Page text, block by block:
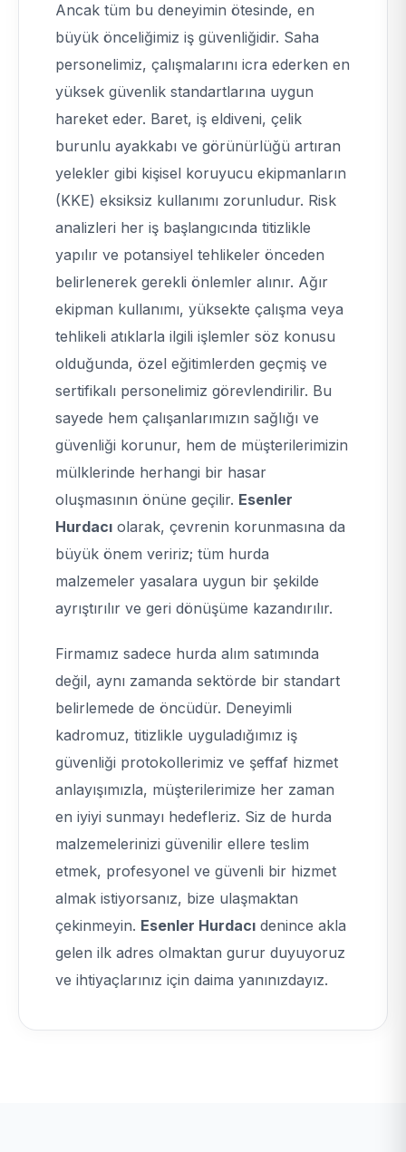
Ancak tüm bu deneyimin ötesinde, en
büyük önceliğimiz iş güvenliğidir. Saha
personelimiz, çalışmalarını icra ederken en
yüksek güvenlik standartlarına uygun
hareket eder. Baret, iş eldiveni, çelik
burunlu ayakkabı ve görünürlüğü artıran
yelekler gibi kişisel koruyucu ekipmanların
(KKE) eksiksiz kullanımı zorunludur. Risk
analizleri her iş başlangıcında titizlikle
yapılır ve potansiyel tehlikeler önceden
belirlenerek gerekli önlemler alınır. Ağır
ekipman kullanımı, yüksekte çalışma veya
tehlikeli atıklarla ilgili işlemler söz konusu
olduğunda, özel eğitimlerden geçmiş ve
sertifikalı personelimiz görevlendirilir. Bu
sayede hem çalışanlarımızın sağlığı ve
güvenliği korunur, hem de müşterilerimizin
mülklerinde herhangi bir hasar
oluşmasının önüne geçilir. Esenler
Hurdacı olarak, çevrenin korunmasına da
büyük önem veririz; tüm hurda
malzemeler yasalara uygun bir şekilde
ayrıştırılır ve geri dönüşüme kazandırılır.
Firmamız sadece hurda alım satımında
değil, aynı zamanda sektörde bir standart
belirlemede de öncüdür. Deneyimli
kadromuz, titizlikle uyguladığımız iş
güvenliği protokollerimiz ve şeffaf hizmet
anlayışımızla, müşterilerimize her zaman
en iyiyi sunmayı hedefleriz. Siz de hurda
malzemelerinizi güvenilir ellere teslim
etmek, profesyonel ve güvenli bir hizmet
almak istiyorsanız, bize ulaşmaktan
çekinmeyin. Esenler Hurdacı denince akla
gelen ilk adres olmaktan gurur duyuyoruz
ve ihtiyaçlarınız için daima yanınızdayız.